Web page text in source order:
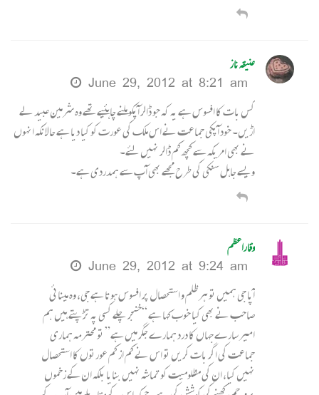
عنیقہ ناز
June 29, 2012 at 8:21 am
کس بات کا افسوس ہے یہ کہ جو ڈالر آپکو ملنے چاہئیے تھے وہ شرمین عبید لے
اڑیں۔ خود آپکی جماعت نے اس ملک کی عورت کو کیا دیا ہے حالانکہ انہوں
نے بھی امریکہ سے کچھ کم ڈالر نہیں لئے۔
ویسے جاہل سنکی کی طرح مجھے بھی آپ سے ہمدردی ہے۔
وقاراعظم
June 29, 2012 at 9:24 am
آپا جی ہمیں تو ہر ظلم و استحصال پر افسوس ہوتا ہے جی، وہ مینائی
صاحب نے بھی کیا خوب کہا ہے “خنجر چلے کسی پہ تڑپتے ہیں ہم
امیر سارے جہاں کا درد ہمارے جگر میں ہے” تو محترمہ ہماری
جماعت کی اگر بات کریں تو اس نے کم از کم عورتوں کا استحصال
نہیں کیا، ان کی مظلومیت کو تماشہ نہیں بنایا بلکہ ان کے زخموں